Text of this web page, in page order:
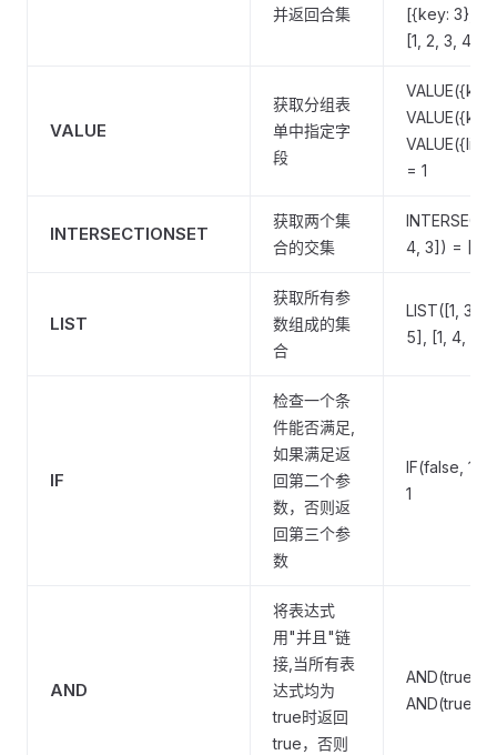
并返回合集
[{key: 3},
[1, 2, 3, 4]
VALUE
获取分组表
单中指定字
段
= 1
INTERSECTIONSET
获取两个集
合的交集
4, 3]) = [1,
LIST
获取所有参
数组成的集
合
LIST([1, 3,
5], [1, 4, 3]]
IF
检查一个条
件能否满足,
如果满足返
回第二个参
数，否则返
回第三个参
数
IF(false, 1,
1
AND
将表达式
用"并且"链
接,当所有表
达式均为
true时返回
true，否则
AND(true,
AND(true,